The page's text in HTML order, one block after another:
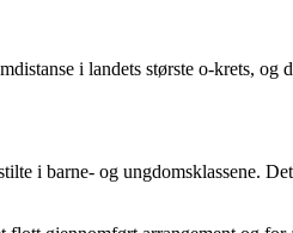
i landets største o-krets, og
i barne- og ungdomsklassene.